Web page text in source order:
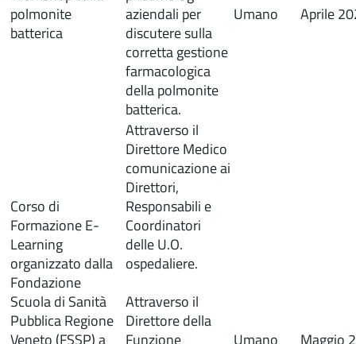
polmonite
batterica
aziendali per
discutere sulla
corretta gestione
farmacologica
della polmonite
batterica.
Umano Aprile
Corso di
Formazione E-
Learning
organizzato dalla
Fondazione
Scuola di Sanità
Pubblica Regione
Veneto (FSSP) a
Attraverso il
Direttore Medico
comunicazione ai
Direttori,
Responsabili e
Coordinatori
delle U.O.
ospedaliere.
Attraverso il
Direttore della
Funzione
Umano Maggio